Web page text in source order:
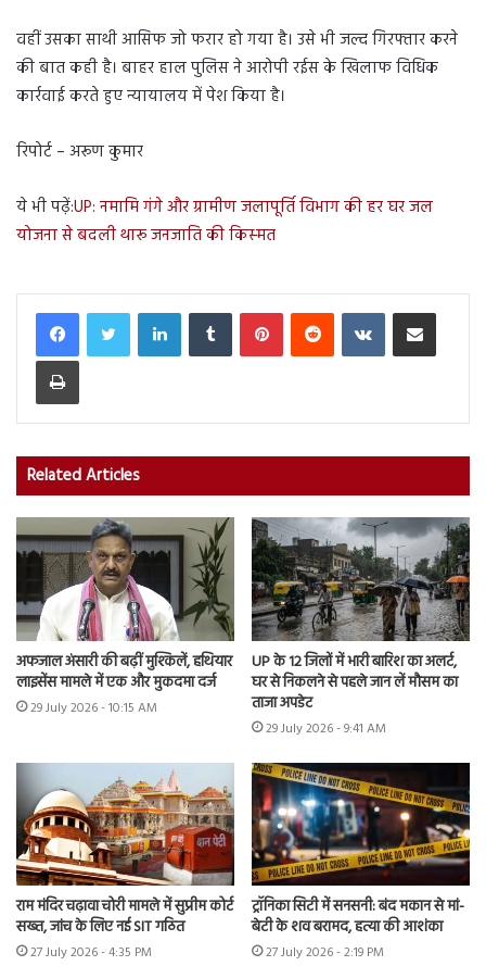
वहीं उसका साथी आसिफ जो फरार हो गया है। उसे भी जल्द गिरफ्तार करने
की बात कही है। बाहर हाल पुलिस ने आरोपी रईस के खिलाफ विधिक
कार्रवाई करते हुए न्यायालय में पेश किया है।
रिपोर्ट – अरूण कुमार
ये भी पढ़ें:UP: नमामि गंगे और ग्रामीण जलापूर्ति विभाग की हर घर जल
योजना से बदली थारू जनजाति की किस्‍मत
LinkedInTumblr PinterestReddit VKontakteShare via Email
Print
Related Articles
अफजाल अंसारी की बढ़ीं मुश्किलें, हथियार
लाइसेंस मामले में एक और मुकदमा दर्ज
29 July 2026 - 10:15 AM
UP के 12 जिलों में भारी बारिश का अलर्ट,
घर से निकलने से पहले जान लें मौसम का
ताजा अपडेट
29 July 2026 - 9:41 AM
राम मंदिर चढ़ावा चोरी मामले में सुप्रीम कोर्ट
सख्त, जांच के लिए नई SIT गठित
27 July 2026 - 4:35 PM
ट्रॉनिका सिटी में सनसनी: बंद मकान से मां-
बेटी के शव बरामद, हत्या की आशंका
27 July 2026 - 2:19 PM